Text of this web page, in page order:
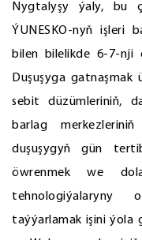
Nygtalyşy ýaly, bu
ÝUNESKO-nyň işleri
bilen bilelikde 6-7-nji
Duşuşyga
sebit düzümleriniň,
barlag
duşuşygyň gün
öwrenmek we
tehnologiýalaryny
taýýarlamak işini ýola